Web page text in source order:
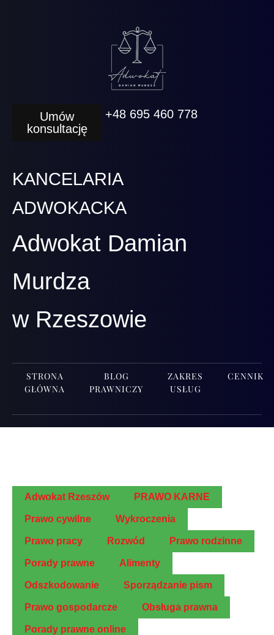
Umów
konsultację
+48 695 460 778
KANCELARIA
ADWOKACKA
Adwokat Damian
Murdza
w Rzeszowie
STRONA
GŁÓWNA
BLOG
PRAWNICZY
ZAKRES
USŁUG
CENNIK
Adwo­kat Rzeszów PRAWO KARNE
Pra­wo cywilne Wykro­cze­nia
Pra­wo pracy Roz­wód Pra­wo rodzinne
Pora­dy prawne Ali­men­ty
Odszko­do­wa­nie Spo­rzą­dza­nie pism
Pra­wo gospodarcze Obsłu­ga prawna
Pora­dy praw­ne online